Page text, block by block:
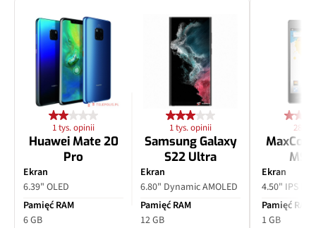
1 tys. opinii
Huawei Mate 20
Pro
Ekran
6.39" OLED
Pamięć RAM
6 GB
1 tys. opinii
Samsung Galaxy
S22 Ultra
Ekran
6.80" Dynamic AMOLED
Pamięć RAM
12 GB
28
Ekran
4.50" IPS
Pamięć RAM
1 GB